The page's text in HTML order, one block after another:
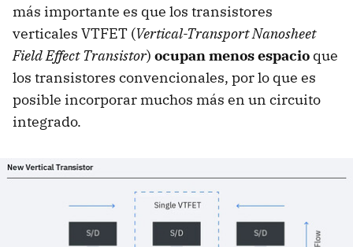
más importante es que los transistores
verticales VTFET (Vertical-Transport Nanosheet
Field Effect Transistor) ocupan menos espacio que
los transistores convencionales, por lo que es
posible incorporar muchos más en un circuito
integrado.